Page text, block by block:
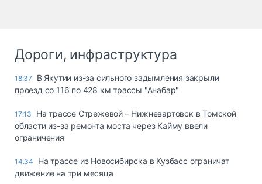
Дороги, инфраструктура
18:37
В Якутии из-за сильного задымления закрыли
проезд со 116 по 428 км трассы "Анабар"
17:13
На трассе Стрежевой – Нижневартовск в Томской
области из-за ремонта моста через Кайму ввели
ограничения
14:34
На трассе из Новосибирска в Кузбасс ограничат
движение на три месяца